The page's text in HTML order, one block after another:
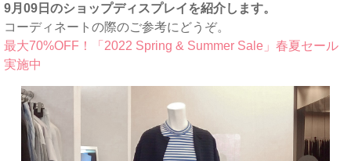
9月09日のショップディスプレイを紹介します。
コーディネートの際のご参考にどうぞ。
最大70%OFF！「2022 Spring & Summer Sale」春夏セール
実施中